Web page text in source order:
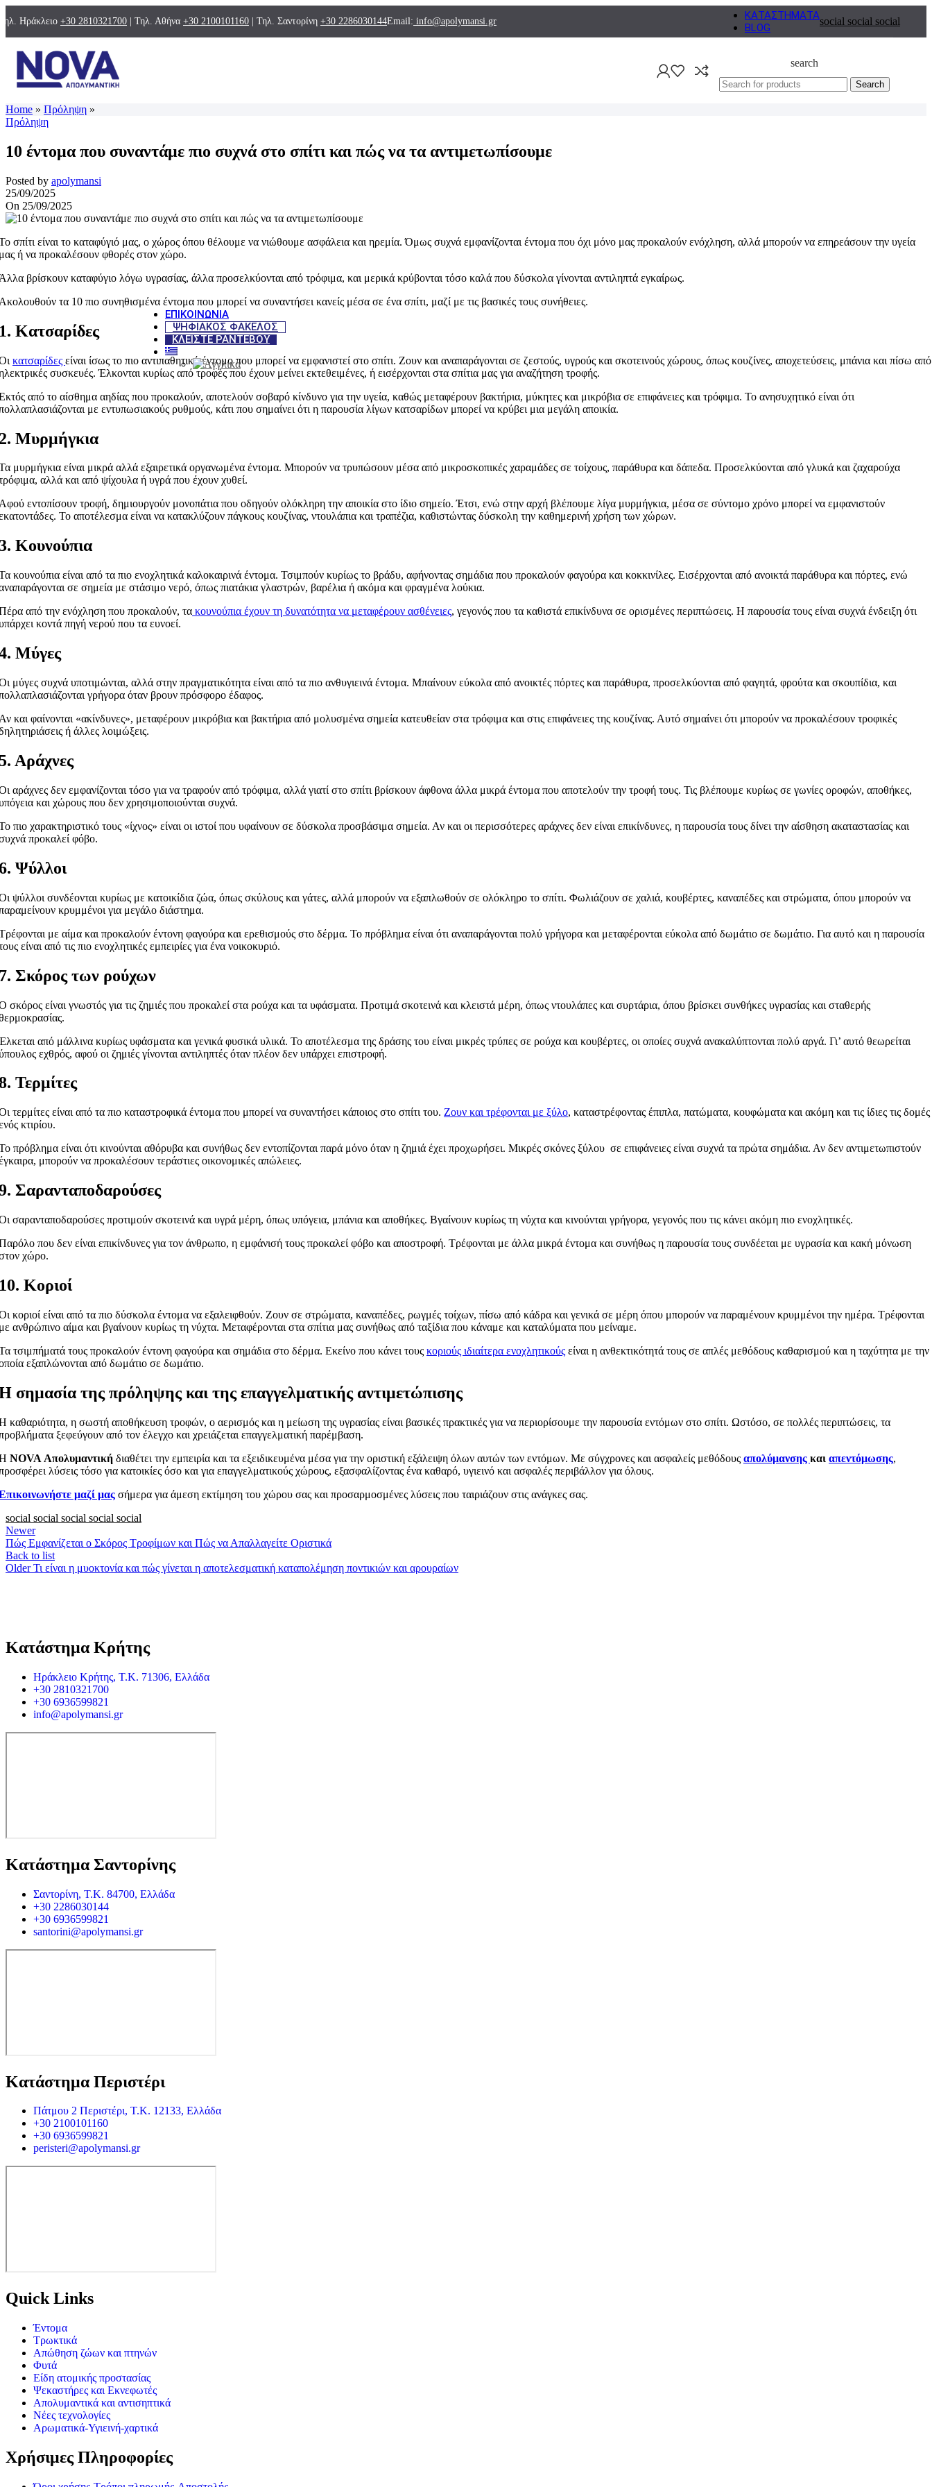
Ηράκλειο +30 2810321700 | Τηλ. Αθήνα +30 2100101160 | Τηλ. Σαντορίνη +30 2286030144Email: info@apolymansi.gr
ΚΑΤΑΣΤΗΜΑΤΑ
BLOG
social social social
ΤΡΩΚΤΙΚΑ
ΠΑΓΙΔΕΣ
ΕΙΔΗ ΑΤΟΜΙΚΗΣ ΠΡΟΣΤΑΣΙΑΣ
ΕΝΔΥΣΗ
ΑΠΟΛΥΜΑΝΤΙΚΑ ΚΑΙ ΑΝΤΙΣΗΠΤΙΚΑ
ΝΕΕΣ ΤΕΧΝΟΛΟΓΙΕΣ
ΑΡΩΜΑΤΙΚΑ
ΧΑΡΤΙΚΑ
ΕΠΙΚΟΙΝΩΝΊΑ
ΨΗΦΙΑΚΟΣ ΦΑΚΕΛΟΣ
ΚΛΕΙΣΤΕ ΡΑΝΤΕΒΟΥ
search
Search
Blog
Home » Πρόληψη »
Πρόληψη
10 έντομα που συναντάμε πιο συχνά στο σπίτι και πώς να τα αντιμετωπίσουμε
Posted by apolymansi
25/09/2025
On 25/09/2025
σπίτι είναι το καταφύγιό μας, ο χώρος όπου θέλουμε να νιώθουμε ασφάλεια και ηρεμία. Όμως συχνά εμφανίζονται έντομα που όχι μόνο μας προκαλούν ενόχληση, αλλά μπορούν να επηρεάσουν την υγεία
ή να προκαλέσουν φθορές στον χώρο.
βρίσκουν καταφύγιο λόγω υγρασίας, άλλα προσελκύονται από τρόφιμα, και μερικά κρύβονται τόσο καλά που δύσκολα γίνονται αντιληπτά εγκαίρως.
τα 10 πιο συνηθισμένα έντομα που μπορεί να συναντήσει κανείς μέσα σε ένα σπίτι, μαζί με τις βασικές τους συνήθειες.
Κατσαρίδες
κατσαρίδες είναι ίσως το πιο αντιπαθητικό έντομο που μπορεί να εμφανιστεί στο σπίτι. Ζουν και αναπαράγονται σε ζεστούς, υγρούς και σκοτεινούς χώρους, όπως κουζίνες, αποχετεύσεις, μπάνια και πίσω από
συσκευές. Έλκονται κυρίως από τροφές που έχουν μείνει εκτεθειμένες, ή εισέρχονται στα σπίτια μας για αναζήτηση τροφής.
από το αίσθημα αηδίας που προκαλούν, αποτελούν σοβαρό κίνδυνο για την υγεία, καθώς μεταφέρουν βακτήρια, μύκητες και μικρόβια σε επιφάνειες και τρόφιμα. Το ανησυχητικό είναι ότι
με εντυπωσιακούς ρυθμούς, κάτι που σημαίνει ότι η παρουσία λίγων κατσαρίδων μπορεί να κρύβει μια μεγάλη αποικία.
Μυρμήγκια
μυρμήγκια είναι μικρά αλλά εξαιρετικά οργανωμένα έντομα. Μπορούν να τρυπώσουν μέσα από μικροσκοπικές χαραμάδες σε τοίχους, παράθυρα και δάπεδα. Προσελκύονται από γλυκά και ζαχαρούχα
αλλά και από ψίχουλα ή υγρά που έχουν χυθεί.
εντοπίσουν τροφή, δημιουργούν μονοπάτια που οδηγούν ολόκληρη την αποικία στο ίδιο σημείο. Έτσι, ενώ στην αρχή βλέπουμε λίγα μυρμήγκια, μέσα σε σύντομο χρόνο μπορεί να εμφανιστούν
Το αποτέλεσμα είναι να κατακλύζουν πάγκους κουζίνας, ντουλάπια και τραπέζια, καθιστώντας δύσκολη την καθημερινή χρήση των χώρων.
Κουνούπια
κουνούπια είναι από τα πιο ενοχλητικά καλοκαιρινά έντομα. Τσιμπούν κυρίως το βράδυ, αφήνοντας σημάδια που προκαλούν φαγούρα και κοκκινίλες. Εισέρχονται από ανοικτά παράθυρα και πόρτες, ενώ
σε σημεία με στάσιμο νερό, όπως πιατάκια γλαστρών, βαρέλια ή ακόμα και φραγμένα λούκια.
από την ενόχληση που προκαλούν, τα κουνούπια έχουν τη δυνατότητα να μεταφέρουν ασθένειες, γεγονός που τα καθιστά επικίνδυνα σε ορισμένες περιπτώσεις. Η παρουσία τους είναι συχνά ένδειξη ότι
κοντά πηγή νερού που τα ευνοεί.
Μύγες
μύγες συχνά υποτιμώνται, αλλά στην πραγματικότητα είναι από τα πιο ανθυγιεινά έντομα. Μπαίνουν εύκολα από ανοικτές πόρτες και παράθυρα, προσελκύονται από φαγητά, φρούτα και σκουπίδια, και
γρήγορα όταν βρουν πρόσφορο έδαφος.
και φαίνονται «ακίνδυνες», μεταφέρουν μικρόβια και βακτήρια από μολυσμένα σημεία κατευθείαν στα τρόφιμα και στις επιφάνειες της κουζίνας. Αυτό σημαίνει ότι μπορούν να προκαλέσουν τροφικές
ή άλλες λοιμώξεις.
Αράχνες
αράχνες δεν εμφανίζονται τόσο για να τραφούν από τρόφιμα, αλλά γιατί στο σπίτι βρίσκουν άφθονα άλλα μικρά έντομα που αποτελούν την τροφή τους. Τις βλέπουμε κυρίως σε γωνίες οροφών, αποθήκες,
και χώρους που δεν χρησιμοποιούνται συχνά.
πιο χαρακτηριστικό τους «ίχνος» είναι οι ιστοί που υφαίνουν σε δύσκολα προσβάσιμα σημεία. Αν και οι περισσότερες αράχνες δεν είναι επικίνδυνες, η παρουσία τους δίνει την αίσθηση ακαταστασίας και
προκαλεί φόβο.
Ψύλλοι
ψύλλοι συνδέονται κυρίως με κατοικίδια ζώα, όπως σκύλους και γάτες, αλλά μπορούν να εξαπλωθούν σε ολόκληρο το σπίτι. Φωλιάζουν σε χαλιά, κουβέρτες, καναπέδες και στρώματα, όπου μπορούν να
κρυμμένοι για μεγάλο διάστημα.
με αίμα και προκαλούν έντονη φαγούρα και ερεθισμούς στο δέρμα. Το πρόβλημα είναι ότι αναπαράγονται πολύ γρήγορα και μεταφέρονται εύκολα από δωμάτιο σε δωμάτιο. Για αυτό και η παρουσία
είναι από τις πιο ενοχλητικές εμπειρίες για ένα νοικοκυριό.
Σκόρος των ρούχων
σκόρος είναι γνωστός για τις ζημιές που προκαλεί στα ρούχα και τα υφάσματα. Προτιμά σκοτεινά και κλειστά μέρη, όπως ντουλάπες και συρτάρια, όπου βρίσκει συνθήκες υγρασίας και σταθερής
από μάλλινα κυρίως υφάσματα και γενικά φυσικά υλικά. Το αποτέλεσμα της δράσης του είναι μικρές τρύπες σε ρούχα και κουβέρτες, οι οποίες συχνά ανακαλύπτονται πολύ αργά. Γι’ αυτό θεωρείται
εχθρός, αφού οι ζημιές γίνονται αντιληπτές όταν πλέον δεν υπάρχει επιστροφή.
Τερμίτες
τερμίτες είναι από τα πιο καταστροφικά έντομα που μπορεί να συναντήσει κάποιος στο σπίτι του. Ζουν και τρέφονται με ξύλο, καταστρέφοντας έπιπλα, πατώματα, κουφώματα και ακόμη και τις ίδιες τις δομές
κτιρίου.
πρόβλημα είναι ότι κινούνται αθόρυβα και συνήθως δεν εντοπίζονται παρά μόνο όταν η ζημιά έχει προχωρήσει. Μικρές σκόνες ξύλου σε επιφάνειες είναι συχνά τα πρώτα σημάδια. Αν δεν αντιμετωπιστούν
μπορούν να προκαλέσουν τεράστιες οικονομικές απώλειες.
Σαρανταποδαρούσες
σαρανταποδαρούσες προτιμούν σκοτεινά και υγρά μέρη, όπως υπόγεια, μπάνια και αποθήκες. Βγαίνουν κυρίως τη νύχτα και κινούνται γρήγορα, γεγονός που τις κάνει ακόμη πιο ενοχλητικές.
που δεν είναι επικίνδυνες για τον άνθρωπο, η εμφάνισή τους προκαλεί φόβο και αποστροφή. Τρέφονται με άλλα μικρά έντομα και συνήθως η παρουσία τους συνδέεται με υγρασία και κακή μόνωση
χώρο.
Κοριοί
κοριοί είναι από τα πιο δύσκολα έντομα να εξαλειφθούν. Ζουν σε στρώματα, καναπέδες, ρωγμές τοίχων, πίσω από κάδρα και γενικά σε μέρη όπου μπορούν να παραμένουν κρυμμένοι την ημέρα. Τρέφονται
ανθρώπινο αίμα και βγαίνουν κυρίως τη νύχτα. Μεταφέρονται στα σπίτια μας συνήθως από ταξίδια που κάναμε και καταλύματα που μείναμε.
τσιμπήματά τους προκαλούν έντονη φαγούρα και σημάδια στο δέρμα. Εκείνο που κάνει τους κοριούς ιδιαίτερα ενοχλητικούς είναι η ανθεκτικότητά τους σε απλές μεθόδους καθαρισμού και η ταχύτητα με την
εξαπλώνονται από δωμάτιο σε δωμάτιο.
σημασία της πρόληψης και της επαγγελματικής αντιμετώπισης
καθαριότητα, η σωστή αποθήκευση τροφών, ο αερισμός και η μείωση της υγρασίας είναι βασικές πρακτικές για να περιορίσουμε την παρουσία εντόμων στο σπίτι. Ωστόσο, σε πολλές περιπτώσεις, τα
ξεφεύγουν από τον έλεγχο και χρειάζεται επαγγελματική παρέμβαση.
NOVA Απολυμαντική διαθέτει την εμπειρία και τα εξειδικευμένα μέσα για την οριστική εξάλειψη όλων αυτών των εντόμων. Με σύγχρονες και ασφαλείς μεθόδους απολύμανσης και απεντόμωσης,
λύσεις τόσο για κατοικίες όσο και για επαγγελματικούς χώρους, εξασφαλίζοντας ένα καθαρό, υγιεινό και ασφαλές περιβάλλον για όλους.
μαζί μας σήμερα για άμεση εκτίμηση του χώρου σας και προσαρμοσμένες λύσεις που ταιριάζουν στις ανάγκες σας.
social social social social social
Newer
Πώς Εμφανίζεται ο Σκόρος Τροφίμων και Πώς να Απαλλαγείτε Οριστικά
Back to list
Older Τι είναι η μυοκτονία και πώς γίνεται η αποτελεσματική καταπολέμηση ποντικιών και αρουραίων
Κατάστημα Κρήτης
Ηράκλειο Κρήτης, Τ.Κ. 71306, Ελλάδα
+30 2810321700
+30 6936599821
info@apolymansi.gr
Κατάστημα Σαντορίνης
Σαντορίνη, Τ.Κ. 84700, Ελλάδα
+30 2286030144
+30 6936599821
santorini@apolymansi.gr
Κατάστημα Περιστέρι
Πάτμου 2 Περιστέρι, Τ.Κ. 12133, Ελλάδα
+30 2100101160
+30 6936599821
peristeri@apolymansi.gr
Quick Links
Έντομα
Τρωκτικά
Απώθηση ζώων και πτηνών
Φυτά
Είδη ατομικής προστασίας
Ψεκαστήρες και Εκνεφωτές
Απολυμαντικά και αντισηπτικά
Νέες τεχνολογίες
Αρωματικά-Υγιεινή-χαρτικά
Χρήσιμες Πληροφορίες